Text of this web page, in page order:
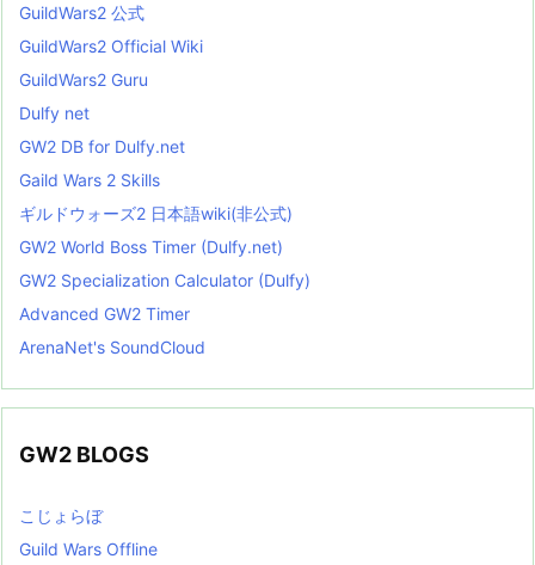
GuildWars2 公式
GuildWars2 Official Wiki
GuildWars2 Guru
Dulfy net
GW2 DB for Dulfy.net
Gaild Wars 2 Skills
ギルドウォーズ2 日本語wiki(非公式)
GW2 World Boss Timer (Dulfy.net)
GW2 Specialization Calculator (Dulfy)
Advanced GW2 Timer
ArenaNet's SoundCloud
GW2 BLOGS
こじょらぼ
Guild Wars Offline